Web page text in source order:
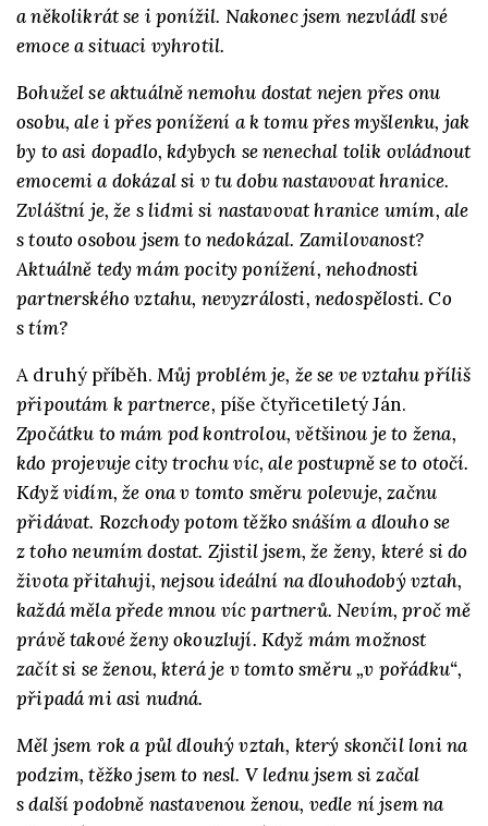
a několikrát se i ponížil. Nakonec jsem nezvládl své
emoce a situaci vyhrotil.
Bohužel se aktuálně nemohu dostat nejen přes onu
osobu, ale i přes ponížení a k tomu přes myšlenku, jak
by to asi dopadlo, kdybych se nenechal tolik ovládnout
emocemi a dokázal si v tu dobu nastavovat hranice.
Zvláštní je, že s lidmi si nastavovat hranice umím, ale
s touto osobou jsem to nedokázal. Zamilovanost?
Aktuálně tedy mám pocity ponížení, nehodnosti
partnerského vztahu, nevyzrálosti, nedospělosti. Co
s tím?
A druhý příběh. Můj problém je, že se ve vztahu příliš
připoutám k partnerce, píše čtyřicetiletý Ján.
Zpočátku to mám pod kontrolou, většinou je to žena,
kdo projevuje city trochu víc, ale postupně se to otočí.
Když vidím, že ona v tomto směru polevuje, začnu
přidávat. Rozchody potom těžko snáším a dlouho se
z toho neumím dostat. Zjistil jsem, že ženy, které si do
života přitahuji, nejsou ideální na dlouhodobý vztah,
každá měla přede mnou víc partnerů. Nevím, proč mě
právě takové ženy okouzlují. Když mám možnost
začít si se ženou, která je v tomto směru „v pořádku“,
připadá mi asi nudná.
Měl jsem rok a půl dlouhý vztah, který skončil loni na
podzim, těžko jsem to nesl. V lednu jsem si začal
s další podobně nastavenou ženou, vedle ní jsem na